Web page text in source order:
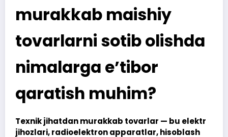
murakkab maishiy
tovarlarni sotib olishda
nimalarga e’tibor
qaratish muhim?
Texnik jihatdan murakkab tovarlar — bu elektr
jihozlari, radioelektron apparatlar, hisoblash